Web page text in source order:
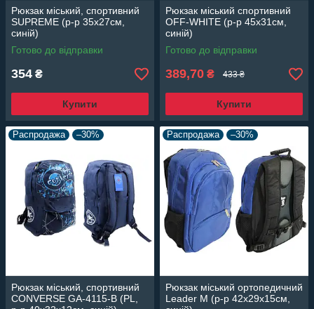
Рюкзак міський, спортивний
SUPREME (р-р 35х27см,
синій)
Готово до відправки
354 ₴
Купити
Рюкзак міський спортивний
OFF-WHITE (р-р 45х31см,
синій)
Готово до відправки
389,70 ₴ 433 ₴
Купити
Распродажа –30%
Рюкзак міський, спортивний
CONVERSE GA-4115-В (PL,
Распродажа –30%
Рюкзак міський ортопедичний
Leader M (р-р 42х29х15см,